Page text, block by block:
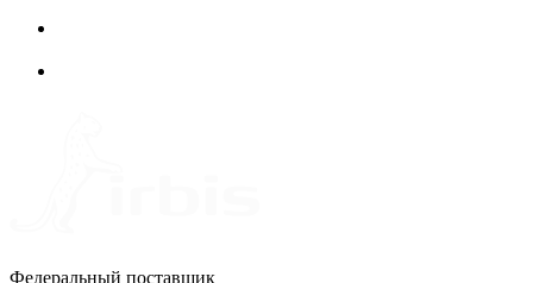
Федеральный поставщик